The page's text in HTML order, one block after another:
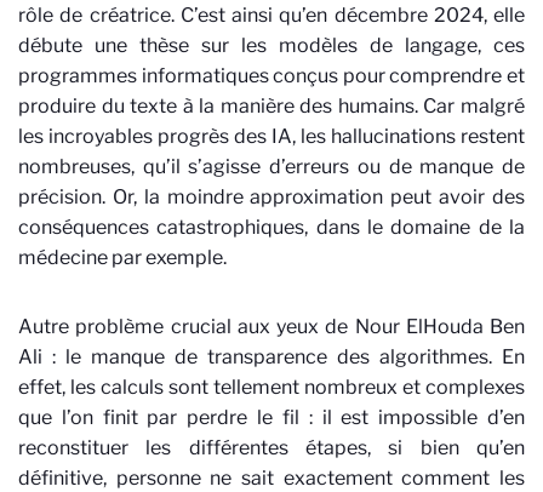
rôle de créatrice. C’est ainsi qu’en décembre 2024, elle
débute une thèse sur les modèles de langage, ces
programmes informatiques conçus pour comprendre et
produire du texte à la manière des humains. Car malgré
les incroyables progrès des IA, les hallucinations restent
nombreuses, qu’il s’agisse d’erreurs ou de manque de
précision. Or, la moindre approximation peut avoir des
conséquences catastrophiques, dans le domaine de la
médecine par exemple.
Autre problème crucial aux yeux de Nour ElHouda Ben
Ali : le manque de transparence des algorithmes. En
effet, les calculs sont tellement nombreux et complexes
que l’on finit par perdre le fil : il est impossible d’en
reconstituer les différentes étapes, si bien qu’en
définitive, personne ne sait exactement comment les